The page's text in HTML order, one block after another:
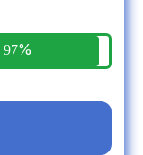
97%